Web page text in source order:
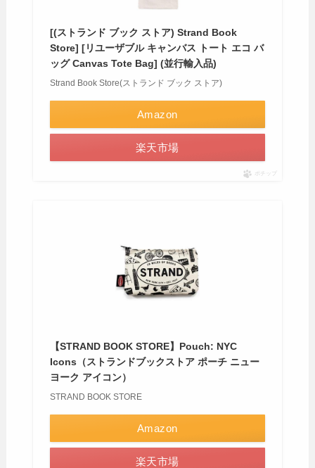
[(ストランド ブック ストア) Strand Book
Store] [リユーザブル キャンバス トート エコ バ
ッグ Canvas Tote Bag] (並行輸入品)
Strand Book Store(ストランド ブック ストア)
Amazon
楽天市場
ポチップ
【STRAND BOOK STORE】Pouch: NYC
Icons（ストランドブックストア ポーチ ニュー
ヨーク アイコン）
STRAND BOOK STORE
Amazon
楽天市場